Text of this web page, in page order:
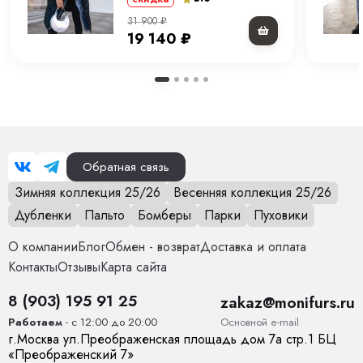
31 900₽
19 140 ₽
Обратная связь
Зимняя коллекция 25/26
Весенняя коллекция 25/26
Дубленки
Пальто Бомберы Парки
Пуховики
О компанииБлогОбмен - возвратДоставка и оплата
КонтактыОтзывыКарта сайта
8 (903) 195 91 25
Работаем - с 12:00 до 20:00
zakaz@monifurs.ru
Основной е-mail
г.Москва ул.Преображенская площадь дом 7а стр.1 БЦ
«Преображенский 7»